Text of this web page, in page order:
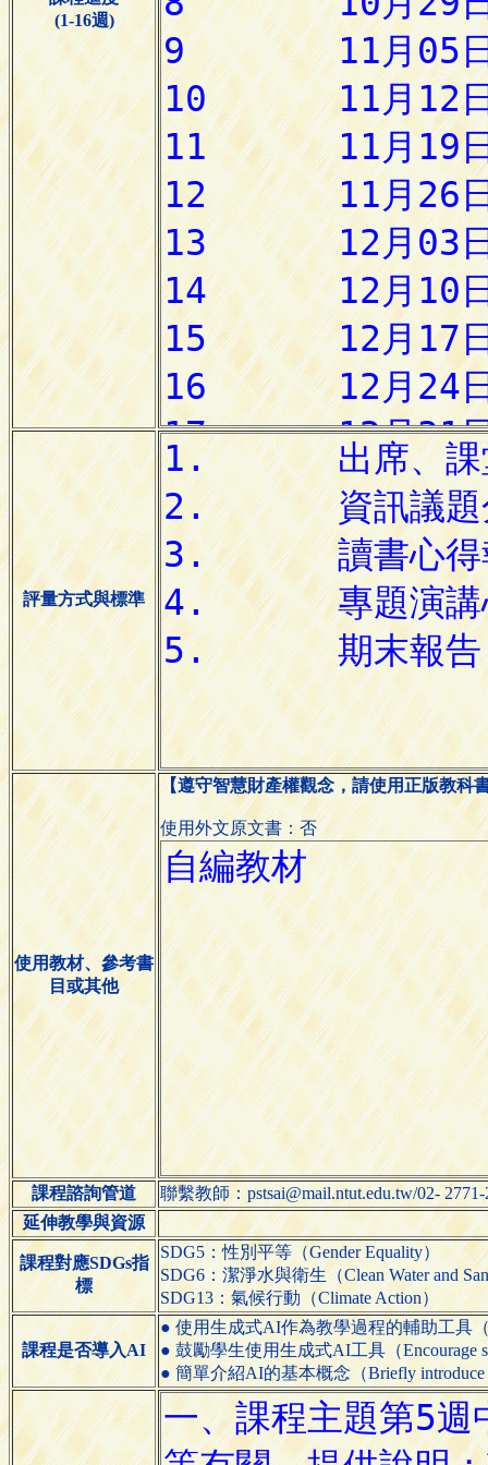
(1-16週)
評量方式與標準
使用教材、參考書
目或其他
【遵守智慧財產權觀念，請使用正版教科
使用外文原文書：否
課程諮詢管道
聯繫教師：pstsai@mail.ntut.edu.tw/02-
延伸教學與資源
課程對應SDGs指
標
SDG5：性別平等（Gender Equality）
SDG6：潔淨水與衛生（Clean Water and
SDG13：氣候行動（Climate Action）
課程是否導入AI
● 使用生成式AI作為教學過程的輔助工具（
● 鼓勵學生使用生成式AI工具（Encourage
● 簡單介紹AI的基本概念（Briefly introduce